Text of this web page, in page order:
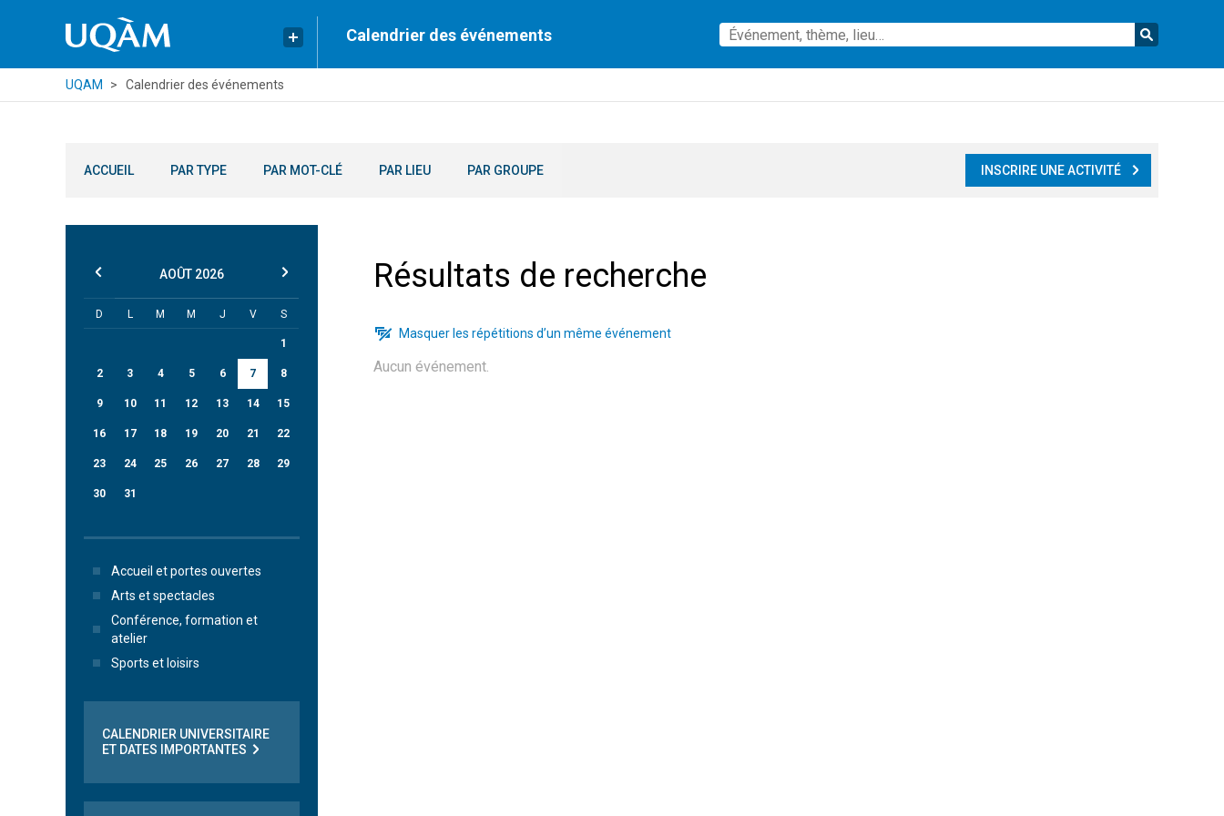
Calendrier des événements
UQAM Calendrier des événements
ACCUEIL PAR TYPE PAR MOT-CLÉ PAR LIEU PAR GROUPE INSCRIRE UNE ACTIVITÉ
Résultats de recherche
Masquer les répétitions d’un même événement
Aucun événement.
AOÛT 2026
D L M M J V S
1
2 3 4 5 6 7 8
9 10 11 12 13 14 15
16 17 18 19 20 21 22
23 24 25 26 27 28 29
30 31
Accueil et portes ouvertes
Arts et spectacles
Conférence, formation et
atelier
Sports et loisirs
CALENDRIER UNIVERSITAIRE
ET DATES IMPORTANTES